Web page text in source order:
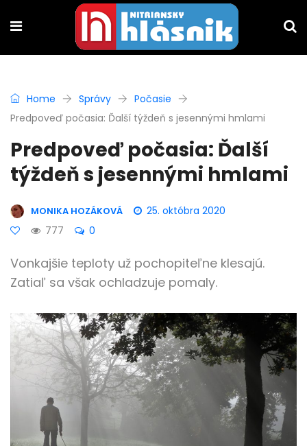
Home Správy
Počasie
Predpoveď počasia: Ďalší týždeň s jesennými hmlami
Predpoveď počasia: Ďalší
týždeň s jesennými hmlami
MONIKA HOZÁKOVÁ
25. októbra 2020
777
0
Vonkajšie teploty už pochopiteľne klesajú.
Zatiaľ sa však ochladzuje pomaly.